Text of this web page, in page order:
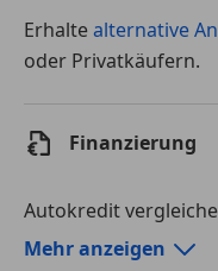
Erhaltealternative
oder Privatkäufern.
Finanzierung
Autokredit
Autokredit-Rechner
Mehr anzeigen